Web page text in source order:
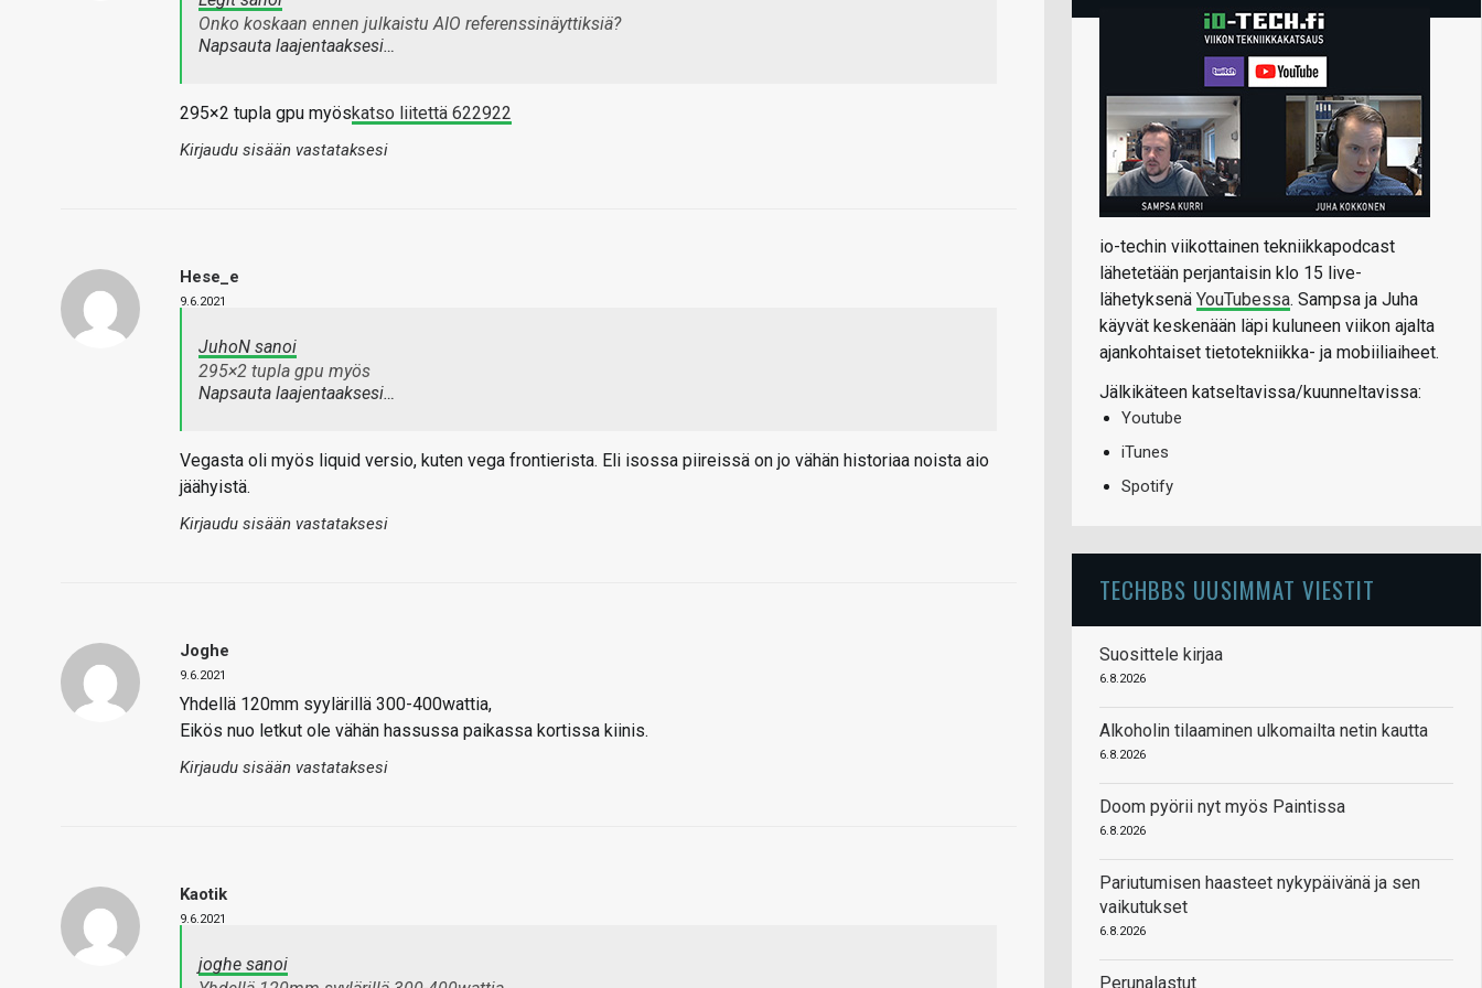
Onko koskaan ennen julkaistu AIO referenssinäyttiksiä?
Napsauta laajentaaksesi…
295×2 tupla gpu myöskatso liitettä 622922
Kirjaudu sisään vastataksesi
Hese_e
9.6.2021
JuhoN sanoi
295×2 tupla gpu myös
Napsauta laajentaaksesi…
Vegasta oli myös liquid versio, kuten vega frontierista. Eli isossa piireissä on jo vähän historiaa noista aio
jäähyistä.
Kirjaudu sisään vastataksesi
Joghe
9.6.2021
Yhdellä 120mm syylärillä 300-400wattia,
Eikös nuo letkut ole vähän hassussa paikassa kortissa kiinis.
Kirjaudu sisään vastataksesi
Kaotik
9.6.2021
joghe sanoi
io-techin viikottainen tekniikkapodcast
lähetetään perjantaisin klo 15 live-
lähetyksenä YouTubessa. Sampsa ja Juha
käyvät keskenään läpi kuluneen viikon ajalta
ajankohtaiset tietotekniikka- ja mobiiliaiheet.
Jälkikäteen katseltavissa/kuunneltavissa:
Youtube
iTunes
Spotify
TECHBBS UUSIMMAT VIESTIT
Suosittele kirjaa
6.8.2026
Alkoholin tilaaminen ulkomailta netin kautta
6.8.2026
Doom pyörii nyt myös Paintissa
6.8.2026
Pariutumisen haasteet nykypäivänä ja sen
vaikutukset
6.8.2026
Perunalastut